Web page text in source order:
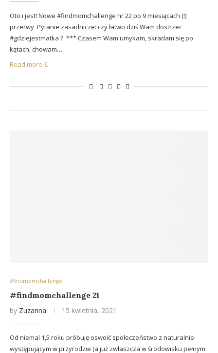
Oto i jest! Nowe #findmomchallenge nr 22 po 9 miesiącach (!)
przerwy Pytanie zasadnicze: czy łatwo dziś Wam dostrzec
#gdziejestmatka ? *** Czasem Wam umykam, skradam się po
kątach, chowam…
Read more
#findmomchallenge
#findmomchallenge 21
by Zuzanna 15 kwietnia, 2021
Od niemal 1,5 roku próbuję oswoić społeczeństwo z naturalnie
występującym w przyrodzie (a już zwłaszcza w środowisku pełnym